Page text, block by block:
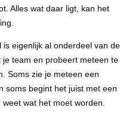
Alles wat daar ligt, kan het
eigenlijk al onderdeel van de
team en probeert meteen te
Soms zie je meteen een
soms begint het juist met een
wat het moet worden.